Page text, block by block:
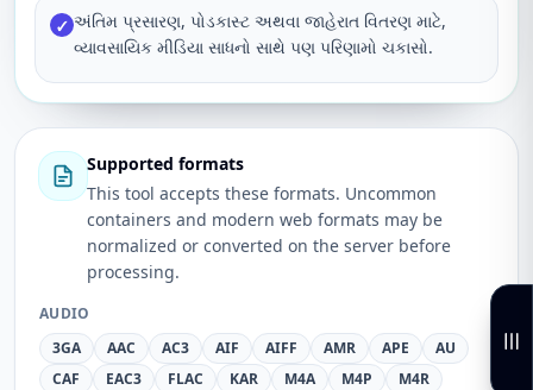
✓ અંતિમ પ્રસારણ, પોડકાસ્ટ અથવા જાહેરાત વિતરણ માટે,
વ્યાવસાયિક મીડિયા સાધનો સાથે પણ પરિણામો ચકાસો.
Supported formats
This tool accepts these formats. Uncommon
containers and modern web formats may be
normalized or converted on the server before
processing.
AUDIO
3GA
AAC AC3 AIF AIFF AMR APE
AU
CAF
EAC3 FLAC KAR M4A M4P
M4R